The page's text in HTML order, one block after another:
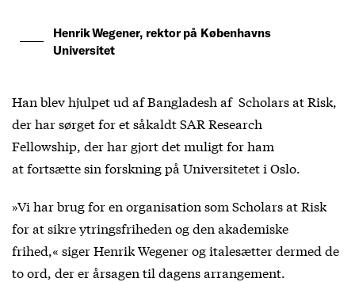
Henrik Wegener, rektor på Københavns
Universitet
Han blev hjulpet ud af Bangladesh af Scholars at Risk,
der har sørget for et såkaldt SAR Research
Fellowship, der har gjort det muligt for ham
at fortsætte sin forskning på Universitetet i Oslo.
»Vi har brug for en organisation som Scholars at Risk
for at sikre ytringsfriheden og den akademiske
frihed,« siger Henrik Wegener og italesætter dermed de
to ord, der er årsagen til dagens arrangement.